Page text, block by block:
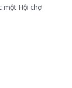
một Hội chợ